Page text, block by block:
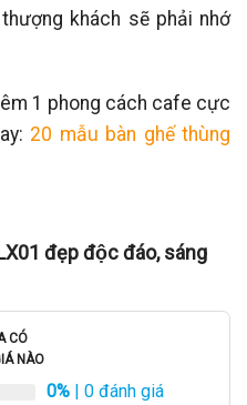
khách sẽ phải nhớ
1 phong cách cafe cực
20 mẫu bàn ghế thùng
đẹp độc đáo, sáng
CÓ
NÀO
0% | 0 đánh giá